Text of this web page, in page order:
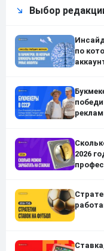
Выбор
по
2026